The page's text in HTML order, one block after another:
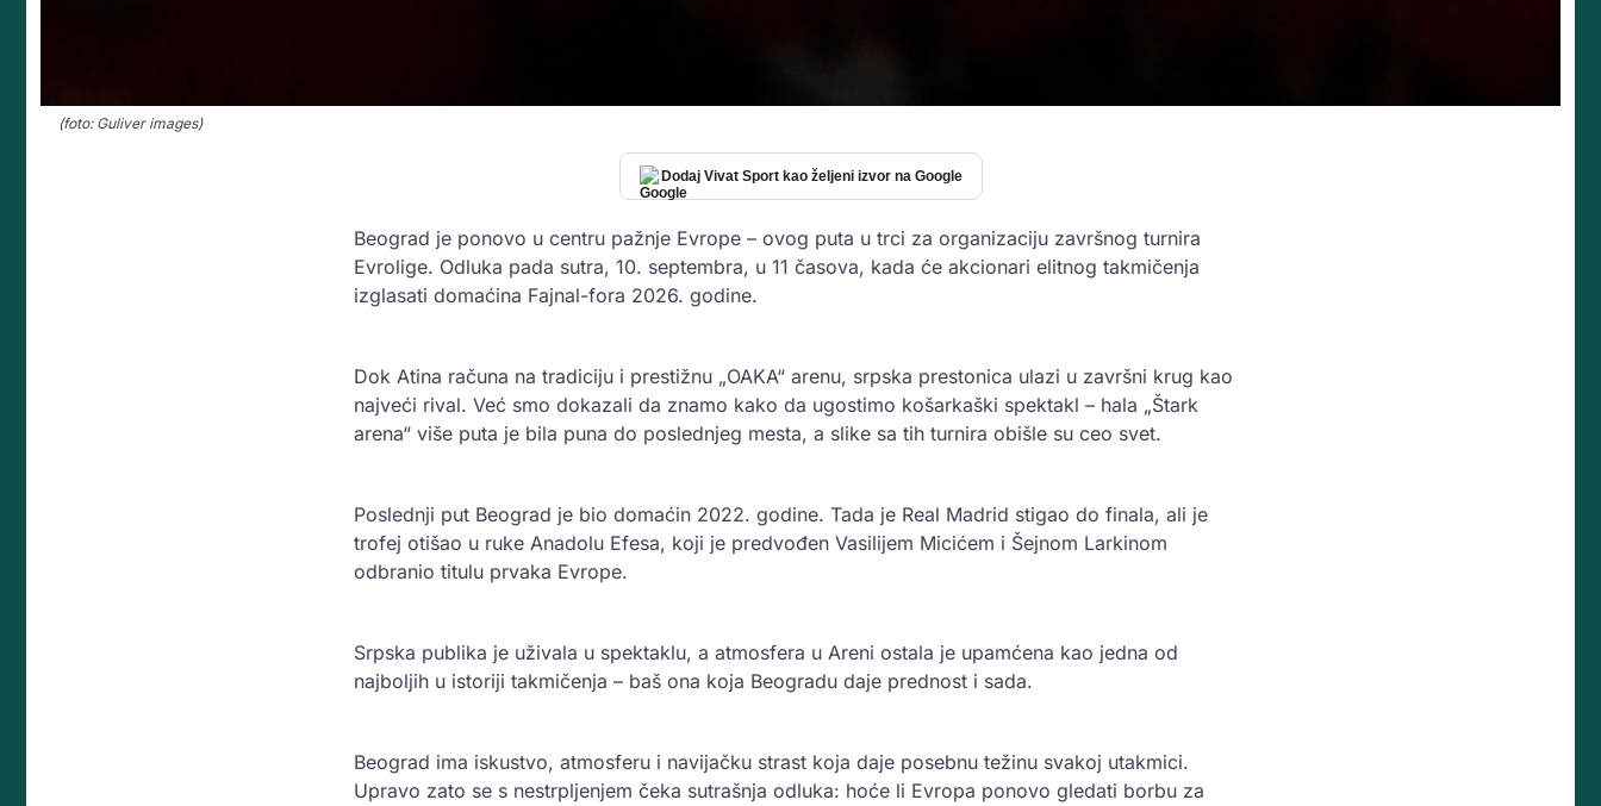
(foto: Guliver images)
Dodaj Vivat Sport kao željeni izvor na Google
Beograd je ponovo u centru pažnje Evrope – ovog puta u trci za organizaciju završnog turnira
Evrolige. Odluka pada sutra, 10. septembra, u 11 časova, kada će akcionari elitnog takmičenja
izglasati domaćina Fajnal-fora 2026. godine.
Dok Atina računa na tradiciju i prestižnu „OAKA“ arenu, srpska prestonica ulazi u završni krug kao
najveći rival. Već smo dokazali da znamo kako da ugostimo košarkaški spektakl – hala „Štark
arena“ više puta je bila puna do poslednjeg mesta, a slike sa tih turnira obišle su ceo svet.
Poslednji put Beograd je bio domaćin 2022. godine. Tada je Real Madrid stigao do finala, ali je
trofej otišao u ruke Anadolu Efesa, koji je predvođen Vasilijem Micićem i Šejnom Larkinom
odbranio titulu prvaka Evrope.
Srpska publika je uživala u spektaklu, a atmosfera u Areni ostala je upamćena kao jedna od
najboljih u istoriji takmičenja – baš ona koja Beogradu daje prednost i sada.
Beograd ima iskustvo, atmosferu i navijačku strast koja daje posebnu težinu svakoj utakmici.
Upravo zato se s nestrpljenjem čeka sutrašnja odluka: hoće li Evropa ponovo gledati borbu za